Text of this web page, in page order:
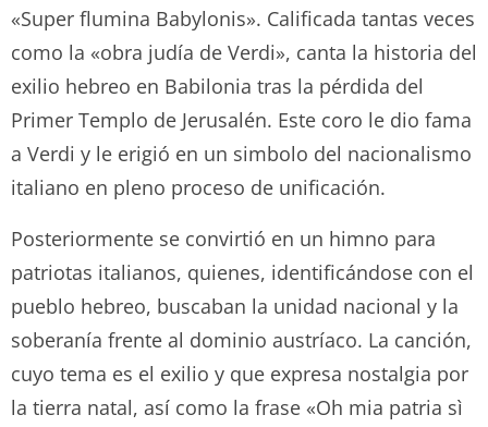
«Super flumina Babylonis». Calificada tantas veces
como la «obra judía de Verdi», canta la historia del
exilio hebreo en Babilonia tras la pérdida del
Primer Templo de Jerusalén. Este coro le dio fama
a Verdi y le erigió en un simbolo del nacionalismo
italiano en pleno proceso de unificación.
Posteriormente se convirtió en un himno para
patriotas italianos, quienes, identificándose con el
pueblo hebreo, buscaban la unidad nacional y la
soberanía frente al dominio austríaco. La canción,
cuyo tema es el exilio y que expresa nostalgia por
la tierra natal, así como la frase «Oh mia patria sì